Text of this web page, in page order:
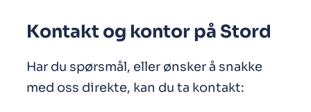
Kontakt og kontor på Stord
Har du spørsmål, eller ønsker å snakke
med oss direkte, kan du ta kontakt: